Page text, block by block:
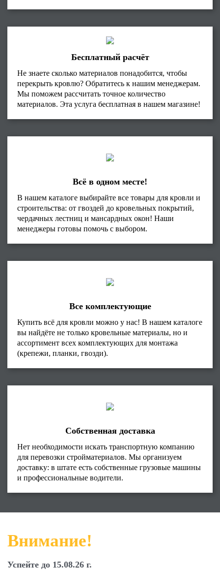
Бесплатный расчёт
Не знаете сколько материалов понадобится, чтобы
перекрыть кровлю? Обратитесь к нашим менеджерам.
Мы поможем рассчитать точное количество
материалов. Эта услуга бесплатная в нашем магазине!
Всё в одном месте!
В нашем каталоге выбирайте все товары для кровли и
строительства: от гвоздей до кровельных покрытий,
чердачных лестниц и мансардных окон! Наши
менеджеры готовы помочь с выбором.
Все комплектующие
Купить всё для кровли можно у нас! В нашем каталоге
вы найдёте не только кровельные материалы, но и
ассортимент всех комплектующих для монтажа
(крепежи, планки, гвозди).
Собственная доставка
Нет необходимости искать транспортную компанию
для перевозки стройматериалов. Мы организуем
доставку: в штате есть собственные грузовые машины
и профессиональные водители.
Внимание!
Успейте до 15.08.26 г.